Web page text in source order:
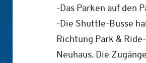
-Das Parken auf den
-Die Shuttle-Busse
Richtung Park &
Neuhaus. Die